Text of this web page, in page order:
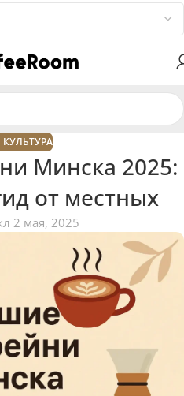
Минска 2025:
от местных
2 мая, 2025